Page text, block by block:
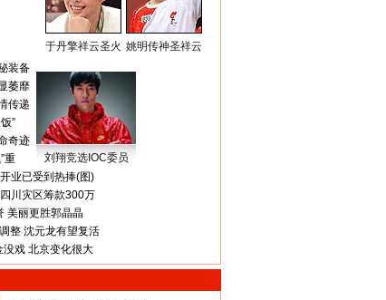
于丹擎祥云圣火 姚明传神圣祥云
装备
萎靡
传递
”
奇迹
重
刘翔竞选IOC委员
业已受到热捧(图)
川灾区筹款300万
美丽更胜郭晶晶
整 沈元龙有望复活
戏 北京变化很大